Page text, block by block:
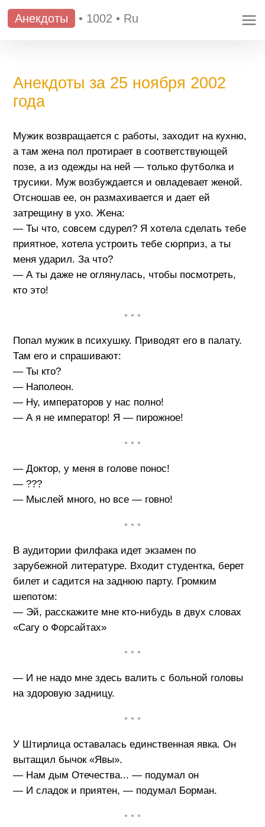
Анекдоты • 1002 • Ru
Анекдоты за 25 ноября 2002
года
Мужик возвращается с работы, заходит на кухню,
а там жена пол протирает в соответствующей
позе, а из одежды на ней — только футболка и
трусики. Муж возбуждается и овладевает женой.
Отсношав ее, он размахивается и дает ей
затрещину в ухо. Жена:
— Ты что, совсем сдурел? Я хотела сделать тебе
приятное, хотела устроить тебе сюрприз, а ты
меня ударил. За что?
— А ты даже не оглянулась, чтобы посмотреть,
кто это!
• • •
Попал мужик в психушку. Приводят его в палату.
Там его и спрашивают:
— Ты кто?
— Наполеон.
— Ну, императоров у нас полно!
— А я не император! Я — пирожное!
• • •
— Доктор, у меня в голове понос!
— ???
— Мыслей много, но все — говно!
• • •
В аудитории филфака идет экзамен по
зарубежной литературе. Входит студентка, берет
билет и садится на заднюю парту. Громким
шепотом:
— Эй, расскажите мне кто-нибудь в двух словах
«Сагу о Форсайтах»
• • •
— И не надо мне здесь валить с больной головы
на здоровую задницу.
• • •
У Штирлица оставалась единственная явка. Он
вытащил бычок «Явы».
— Нам дым Отечества... — подумал он
— И сладок и приятен, — подумал Борман.
• • •